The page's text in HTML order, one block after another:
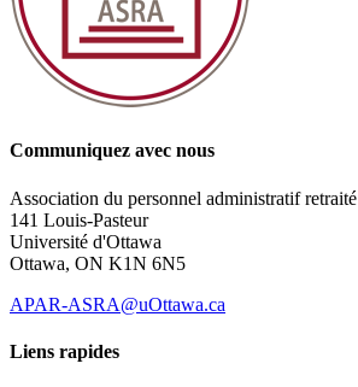
Communiquez avec nous
Association du personnel administratif retraité
141 Louis-Pasteur
Université d'Ottawa
Ottawa, ON K1N 6N5
APAR-ASRA@uOttawa.ca
Liens rapides